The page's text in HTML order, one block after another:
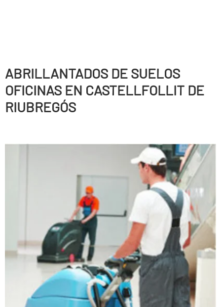
ABRILLANTADOS DE SUELOS
OFICINAS EN CASTELLFOLLIT DE
RIUBREGÓS